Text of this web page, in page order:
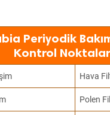
Periyodik
Kontrol
Hava
Polen